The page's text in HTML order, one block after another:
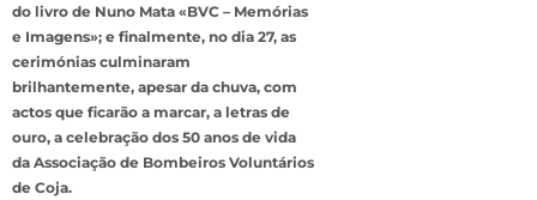
do livro de Nuno Mata «BVC – Memórias
e Imagens»; e finalmente, no dia 27, as
cerimónias culminaram
brilhantemente, apesar da chuva, com
actos que ficarão a marcar, a letras de
ouro, a celebração dos 50 anos de vida
da Associação de Bombeiros Voluntários
de Coja.